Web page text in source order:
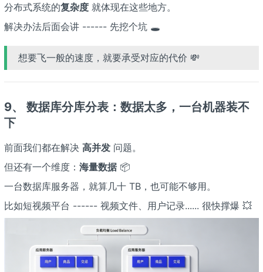
分布式系统的复杂度就体现在这些地方。
解决办法后面会讲 ------ 先挖个坑 🕳️
想要飞一般的速度，就要承受对应的代价 💸
9、 数据库分库分表：数据太多，一台机器装不
下
前面我们都在解决 高并发问题。
但还有一个维度： 海量数据📦
一台数据库服务器，就算几十 TB，也可能不够用。
比如短视频平台 ------ 视频文件、用户记录...... 很快撑爆 💥